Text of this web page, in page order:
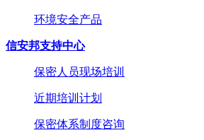
环境安全产品
信安邦支持中心
保密人员现场培训
近期培训计划
保密体系制度咨询